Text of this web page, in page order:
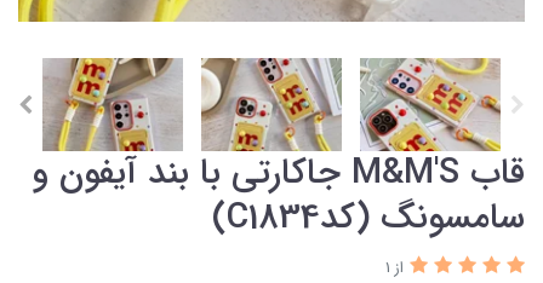
قاب M&M'S جاکارتی با بند آیفون و
سامسونگ (کدC1834)
از 1